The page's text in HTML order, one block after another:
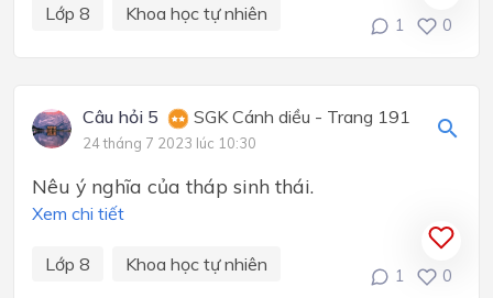
Lớp 8 Khoa học tự nhiên
1 0
Câu hỏi 5 SGK Cánh diều - Trang 191
24 tháng 7 2023 lúc 10:30
Nêu ý nghĩa của tháp sinh thái.
Xem chi tiết
Lớp 8 Khoa học tự nhiên
1 0